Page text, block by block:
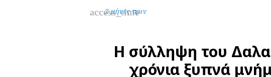
access_time
2 μήνες πριν
Η σύλληψη του
χρόνια ξυπνά